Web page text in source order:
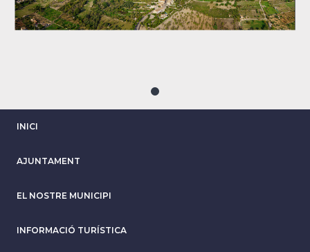
INICI
AJUNTAMENT
EL NOSTRE MUNICIPI
INFORMACIÓ TURÍSTICA